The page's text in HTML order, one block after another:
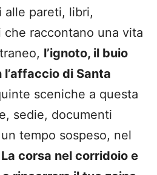
alle pareti, libri,
raccontano una vita
l’ignoto, il buio
di Santa
sceniche a questa
sedie, documenti
tempo sospeso, nel
La corsa nel corridoio e